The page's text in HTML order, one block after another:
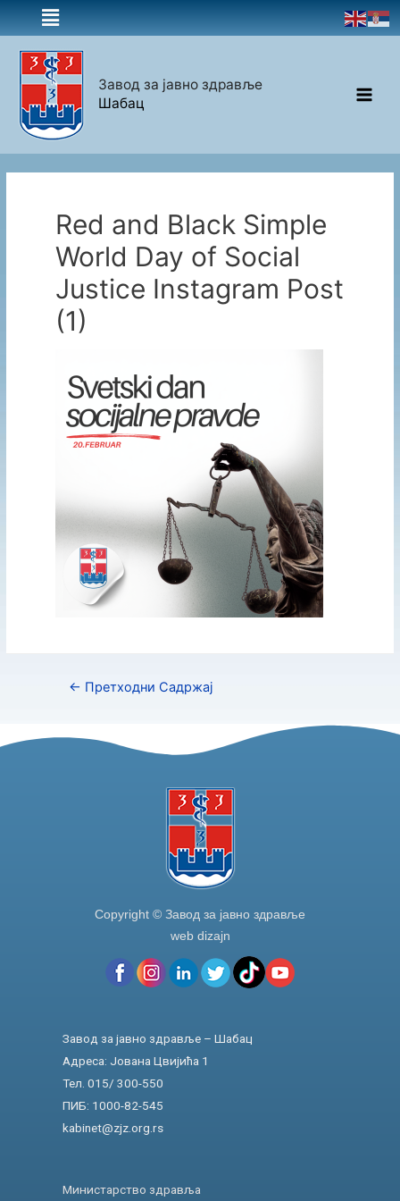
Завод за јавно здравље
Шабац
Red and Black Simple
World Day of Social
Justice Instagram Post
(1)
← Претходни Садржај
Copyright © Завод за јавно здравље
web dizajn
Завод за јавно здравље – Шабац
Адреса: Јована Цвијића 1
Тел. 015/ 300-550
ПИБ: 1000-82-545
kabinet@zjz.org.rs
Министарство здравља